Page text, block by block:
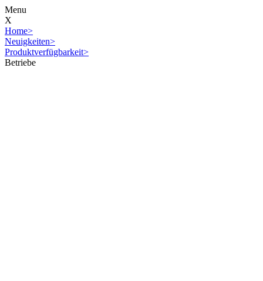
Menu
X
Home>
Neuigkeiten>
Produktverfügbarkeit>
Betriebe